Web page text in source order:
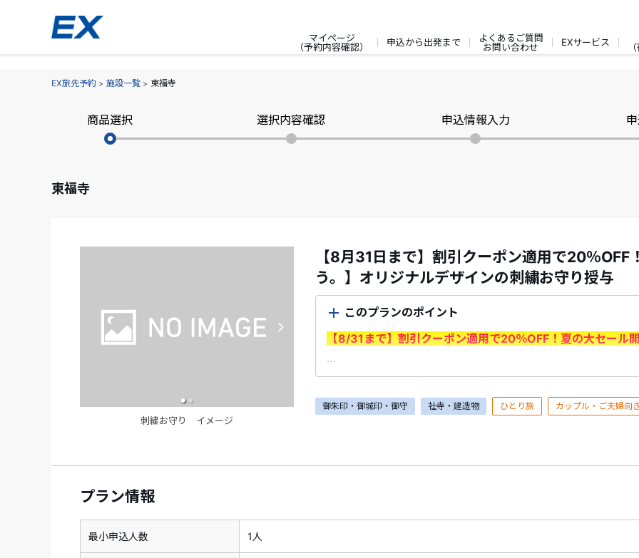
マイページ
（予約内容確認）
申込から出発まで
よくあるご質問
お問い合わせ
EXサービス
EX旅先予約 施設一覧 東福寺
商品選択 選択内容確認 申込情報入力
東福寺
刺繍お守り イメージ
【8月31日まで】割引クーポン適用で20％
う。】オリジナルデザインの刺繍お守り授与
このプランのポイント
【8/31まで】割引クーポン適用で20％OFF！夏の大セール
＜ご利用前に必ずご確認ください＞
・7/1（水）～8/31（月）出発分が対象です。＜申込期間：
・割引はクーポン利用時に適用されます。 予約時にログイ
・予約済みの商品を取消した場合、既に利用したクーポン
御朱印・御城印・御守 社寺・建造物 ひとり旅 カップル・ご夫婦向き
プラン情報
最小申込人数 1人